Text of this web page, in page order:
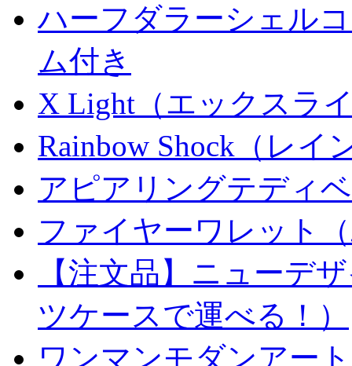
ハーフダラーシェル
ム付き
X Light（エックスラ
Rainbow Shock（レイ
アピアリングテディ
ファイヤーワレット
【注文品】ニューデ
ツケースで運べる！）
ワンマンモダンアート